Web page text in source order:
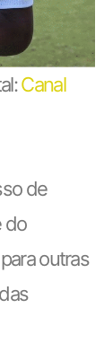
Canal
de
do
outras